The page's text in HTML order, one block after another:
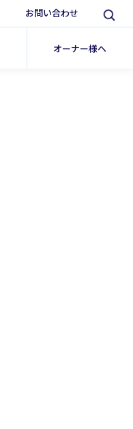
オーナー様へ
お問い合わせ